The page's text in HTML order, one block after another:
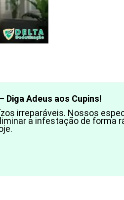
Diga Adeus aos Cupins!
irreparáveis. Nossos
a infestação de forma